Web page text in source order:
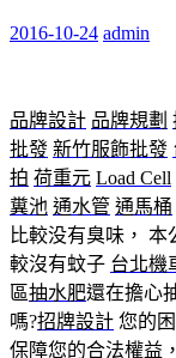
2016-10-24 admin
品牌設計 品牌規劃
批發 新竹服飾批發
拍 荷重元 Load Cell
糞池 通水管 通馬桶
比較没有臭味， 本
較沒有蚊子 台北機
區抽水肥還在擔心
嗎?招牌設計 您的
保障您的合法權益，